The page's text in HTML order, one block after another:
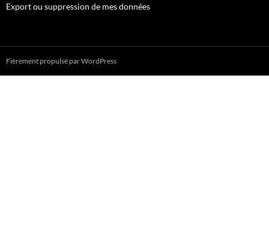
Export ou suppression de mes données
Fièrement propulsé par WordPress